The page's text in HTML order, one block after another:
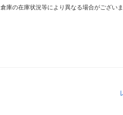
庫の在庫状況等により異なる場合がござい